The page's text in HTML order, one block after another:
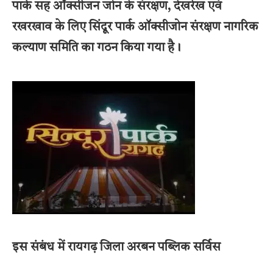
पार्क सह ऑक्सीजन जोन के संरक्षण, देखरेख एवं
रखरखाव के लिए सिंदूर पार्क ऑक्सीजोन संरक्षण नागरिक
कल्याण समिति का गठन किया गया है।
इस संबंध में रायगढ़ जिला अरबन पब्लिक सर्विस